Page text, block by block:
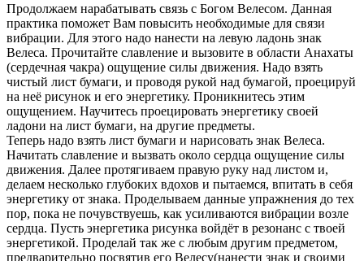
Продолжаем нарабатывать связь с Богом Велесом. Данная
практика поможет Вам повысить необходимые для связи
вибрации. Для этого надо нанести на левую ладонь знак
Велеса. Прочитайте славление и вызовите в области Анахаты
(сердечная чакра) ощущение силы движения. Надо взять
чистый лист бумаги, и проводя рукой над бумагой, проецируй
на неё рисунок и его энергетику. Проникнитесь этим
ощущением. Научитесь проецировать энергетику своей
ладони на лист бумаги, на другие предметы.
Теперь надо взять лист бумаги и нарисовать знак Велеса.
Начитать славление и вызвать около сердца ощущение силы
движения. Далее протягиваем правую руку над листом и,
делаем несколько глубоких вдохов и пытаемся, впитать в себя
энергетику от знака. Проделываем данные упражнения до тех
пор, пока не почувствуешь, как усиливаются вибрации возле
сердца. Пусть энергетика рисунка войдёт в резонанс с твоей
энергетикой. Проделай так же с любым другим предметом,
предварительно посвятив его Велесу(нанести знак и своими